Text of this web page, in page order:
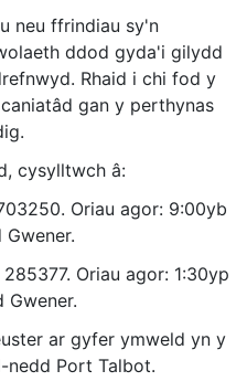
neu ffrindiau sy'n
ddod gyda'i gilydd
Rhaid i chi fod y
gan y perthynas
cysylltwch â:
Oriau agor: 9:00yb
Oriau agor: 1:30yp
ar gyfer ymweld yn y
nedd Port Talbot.